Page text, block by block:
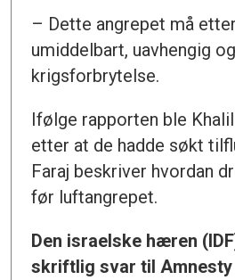
– Dette angrepet må
umiddelbart, uavhengig
krigsforbrytelse.
Ifølge rapporten ble
etter at de hadde søkt
Faraj beskriver hvordan
før luftangrepet.
Den israelske hæren
skriftlig svar til Amnesty